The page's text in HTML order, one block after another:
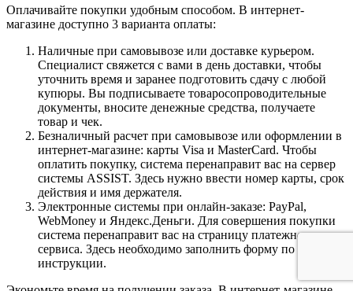
Оплачивайте покупки удобным способом. В интернет-
магазине доступно 3 варианта оплаты:
Наличные при самовывозе или доставке курьером.
Специалист свяжется с вами в день доставки, чтобы
уточнить время и заранее подготовить сдачу с любой
купюры. Вы подписываете товаросопроводительные
документы, вносите денежные средства, получаете
товар и чек.
Безналичный расчет при самовывозе или оформлении в
интернет-магазине: карты Visa и MasterCard. Чтобы
оплатить покупку, система перенаправит вас на сервер
системы ASSIST. Здесь нужно ввести номер карты, срок
действия и имя держателя.
Электронные системы при онлайн-заказе: PayPal,
WebMoney и Яндекс.Деньги. Для совершения покупки
система перенаправит вас на страницу платежного
сервиса. Здесь необходимо заполнить форму по
инструкции.